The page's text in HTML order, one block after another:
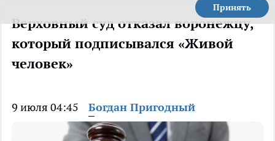
Принять
Верховный суд отказал воронежцу,
который подписывался «Живой
человек»
9 июля 04:45 Богдан Пригодный